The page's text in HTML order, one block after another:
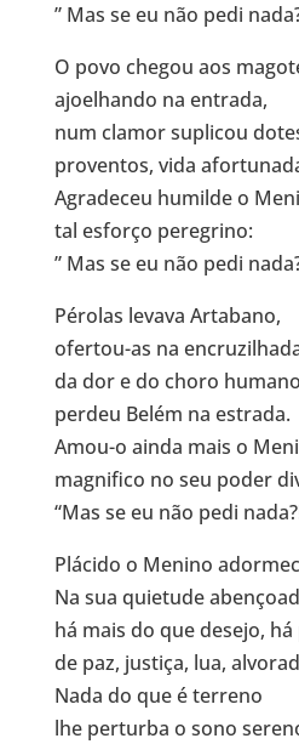
” Mas se eu não pedi
O povo chegou aos
ajoelhando na entrada,
num clamor suplicou
proventos, vida
Agradeceu humilde o
tal esforço peregrino:
” Mas se eu não pedi
Pérolas levava Artabano,
ofertou-as na
da dor e do choro
perdeu Belém na estrada.
Amou-o ainda mais o
magnifico no seu poder
“Mas se eu não pedi
Plácido o Menino
Na sua quietude
há mais do que desejo, há
de paz, justiça, lua,
Nada do que é terreno
lhe perturba o sono